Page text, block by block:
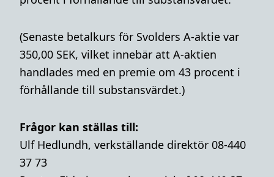
(Senaste betalkurs för Svolders A-aktie var
350,00 SEK, vilket innebär att A-aktien
handlades med en premie om 43 procent i
förhållande till substansvärdet.)
Frågor kan ställas till:
Ulf Hedlundh, verkställande direktör 08-440
37 73